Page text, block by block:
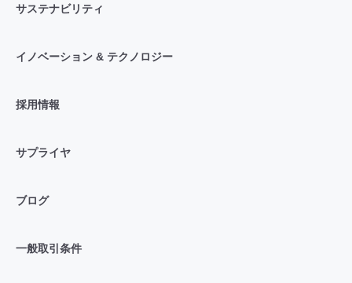
サステナビリティ
イノベーション & テクノロジー
採用情報
サプライヤ
ブログ
一般取引条件